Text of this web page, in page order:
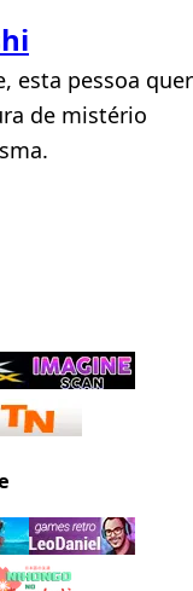
esta pessoa quer
de mistério